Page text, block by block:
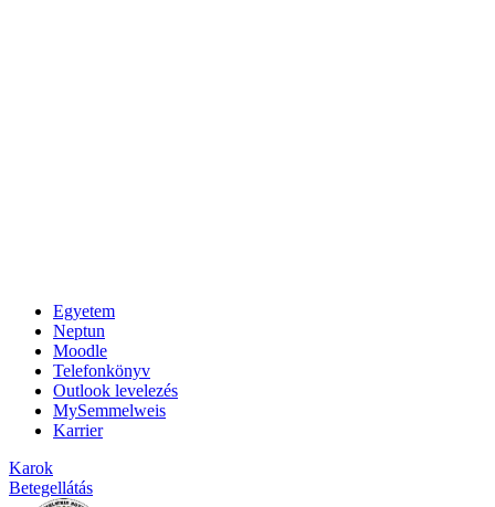
Egyetem
Neptun
Moodle
Telefonkönyv
Outlook levelezés
MySemmelweis
Karrier
Karok
Betegellátás